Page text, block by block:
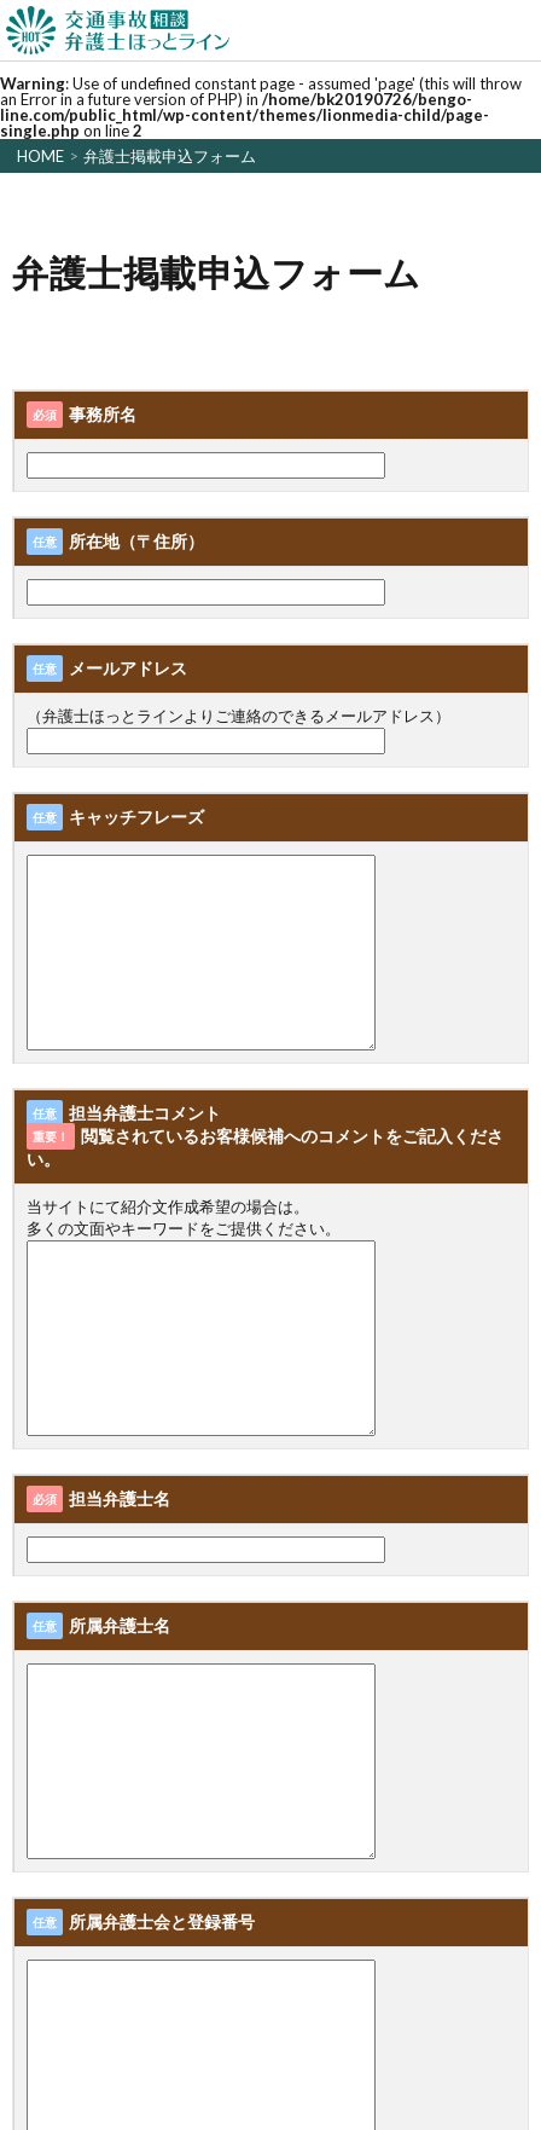
Warning: Use of undefined constant page - assumed 'page' (this will throw
an Error in a future version of PHP) in /home/bk20190726/bengo-
line.com/public_html/wp-content/themes/lionmedia-child/page-
single.php on line2
HOME > 弁護士掲載申込フォーム
弁護士掲載申込フォーム
必須 事務所名
任意 所在地（〒住所）
任意 メールアドレス
（弁護士ほっとラインよりご連絡のできるメールアドレス）
任意 キャッチフレーズ
任意 担当弁護士コメント
重要！
閲覧されているお客様候補へのコメントをご記入くださ
い。
当サイトにて紹介文作成希望の場合は。
多くの文面やキーワードをご提供ください。
必須 担当弁護士名
任意 所属弁護士名
任意 所属弁護士会と登録番号